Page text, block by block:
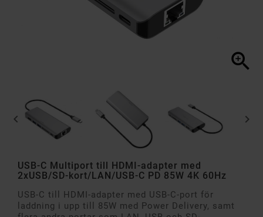

 
USB-C Multiport till HDMI-adapter med
2xUSB/SD-kort/LAN/USB-C PD 85W 4K 60Hz
USB-C till HDMI-adapter med USB-C-port för
laddning i upp till 85W med Power Delivery, samt